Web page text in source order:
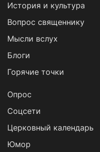
История и культура
Вопрос священнику
Мысли вслух
Блоги
Горячие точки
Опрос
Cоцсети
Церковный календарь
Юмор